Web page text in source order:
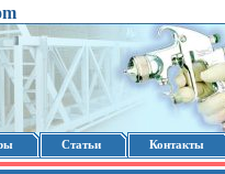
Статьи Контакты